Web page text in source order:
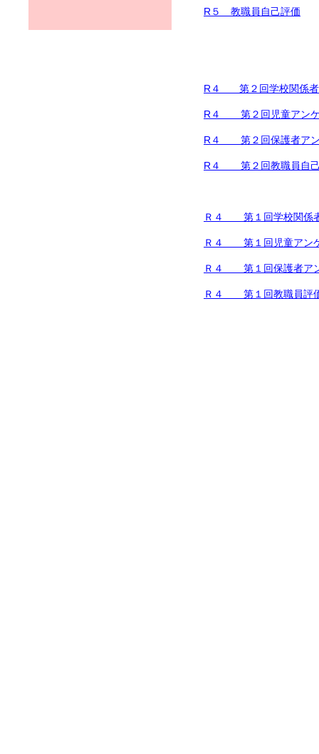
R５ 教職員自己評価
R４ 第２回学校関係者
R４ 第２回児童アン
R４ 第２回保護者ア
R４ 第２回教職員自
Ｒ４ 第１回学校関係
Ｒ４ 第１回児童アン
Ｒ４ 第１回保護者ア
Ｒ４ 第１回教職員評